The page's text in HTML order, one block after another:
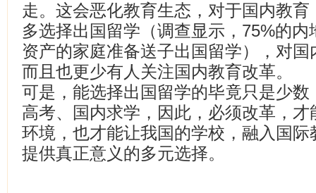
走。这会恶化教育生态，对于国内教
多选择出国留学（调查显示，75%的
资产的家庭准备送子出国留学），对
而且也更少有人关注国内教育改革。
可是，能选择出国留学的毕竟只是少
高考、国内求学，因此，必须改革，
环境，也才能让我国的学校，融入国
提供真正意义的多元选择。